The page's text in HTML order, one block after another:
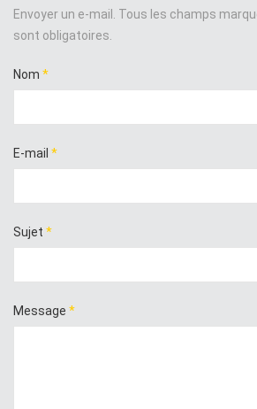
Envoyer un e-mail. Tous les champs
sont obligatoires.
Nom *
E-mail *
Sujet *
Message *